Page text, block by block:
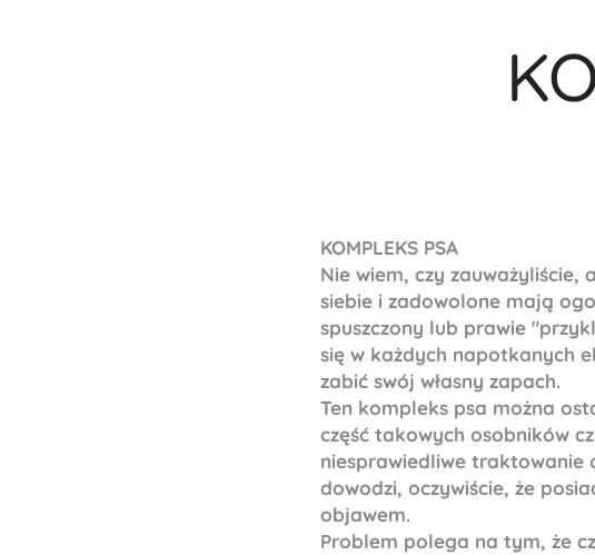
KOMPLEKS PSA
Nie wiem, czy zauważyliście,
siebie i zadowolone mają
spuszczony lub prawie
się w każdych napotkanych
zabić swój własny zapach.
Ten kompleks psa można
część takowych osobników
niesprawiedliwe traktowanie
dowodzi, oczywiście, że
objawem.
Problem polega na tym, że